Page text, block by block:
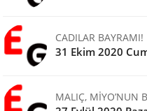
CADILAR BAYRAMI!
31 Ekim 2020
MALIÇ, MİYO’NUN